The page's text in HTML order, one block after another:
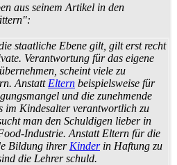
aus seinem Artikel in den
staatliche Ebene gilt, gilt erst recht
Verantwortung für das eigene
scheint viele zu
Anstatt Eltern beispielsweise für
und die zunehmende
im Kindesalter verantwortlich zu
man den Schuldigen lieber in
Industrie. Anstatt Eltern für die
Bildung ihrer Kinderin Haftung zu
die Lehrer schuld.